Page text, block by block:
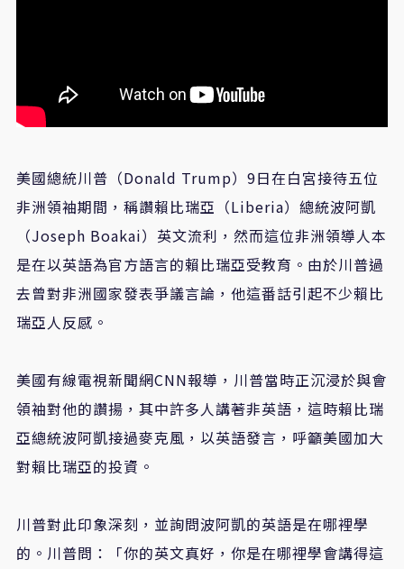
美國總統川普（Donald Trump）9日在白宮接待五位
非洲領袖期間，稱讚賴比瑞亞（Liberia）總統波阿凱
（Joseph Boakai）英文流利，然而這位非洲領導人本
是在以英語為官方語言的賴比瑞亞受教育。由於川普過
去曾對非洲國家發表爭議言論，他這番話引起不少賴比
瑞亞人反感。
美國有線電視新聞網CNN報導，川普當時正沉浸於與會
領袖對他的讚揚，其中許多人講著非英語，這時賴比瑞
亞總統波阿凱接過麥克風，以英語發言，呼籲美國加大
對賴比瑞亞的投資。
川普對此印象深刻，並詢問波阿凱的英語是在哪裡學
的。川普問：「你的英文真好，你是在哪裡學會講得這